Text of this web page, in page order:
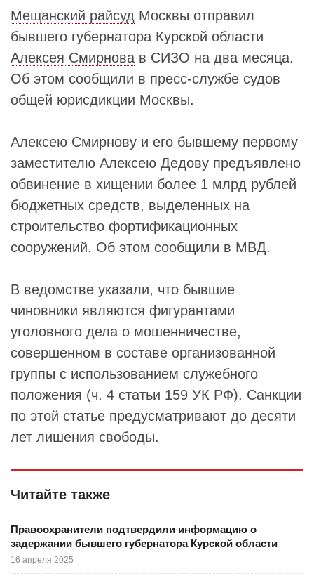
Мещанский райсуд Москвы отправил
бывшего губернатора Курской области
Алексея Смирнова в СИЗО на два месяца.
Об этом сообщили в пресс-службе судов
общей юрисдикции Москвы.
Алексею Смирнову и его бывшему первому
заместителю Алексею Дедову предъявлено
обвинение в хищении более 1 млрд рублей
бюджетных средств, выделенных на
строительство фортификационных
сооружений. Об этом сообщили в МВД.
В ведомстве указали, что бывшие
чиновники являются фигурантами
уголовного дела о мошенничестве,
совершенном в составе организованной
группы с использованием служебного
положения (ч. 4 статьи 159 УК РФ). Санкции
по этой статье предусматривают до десяти
лет лишения свободы.
Читайте также
Правоохранители подтвердили информацию о
задержании бывшего губернатора Курской области
16 апреля 2025